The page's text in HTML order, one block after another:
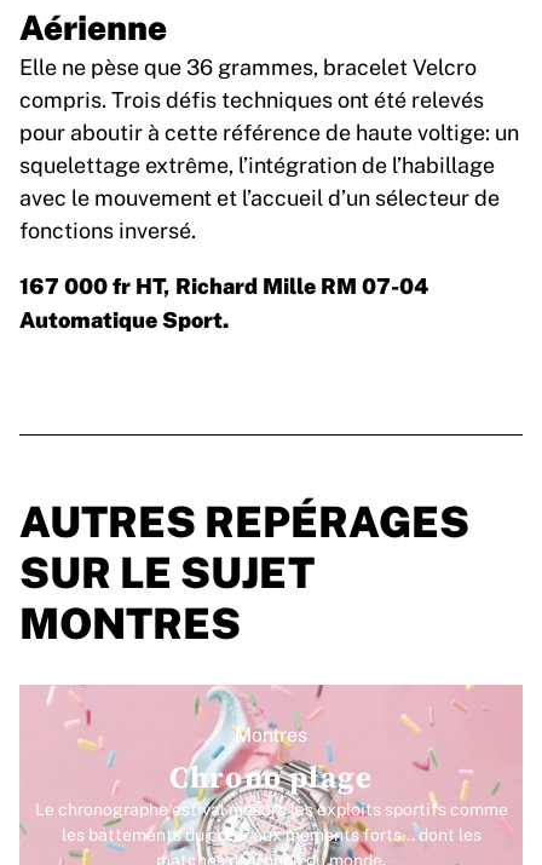
Aérienne
Elle ne pèse que 36 grammes, bracelet Velcro
compris. Trois défis techniques ont été relevés
pour aboutir à cette référence de haute voltige: un
squelettage extrême, l’intégration de l’habillage
avec le mouvement et l’accueil d’un sélecteur de
fonctions inversé.
167 000 fr HT, Richard Mille RM 07-04
Automatique Sport.
AUTRES REPÉRAGES
SUR LE SUJET
MONTRES
Montres
Chrono plage
Le chronographe estival mesure les exploits sportifs comme
les battements du cœur aux moments forts... dont les
matches de Coupe du monde.